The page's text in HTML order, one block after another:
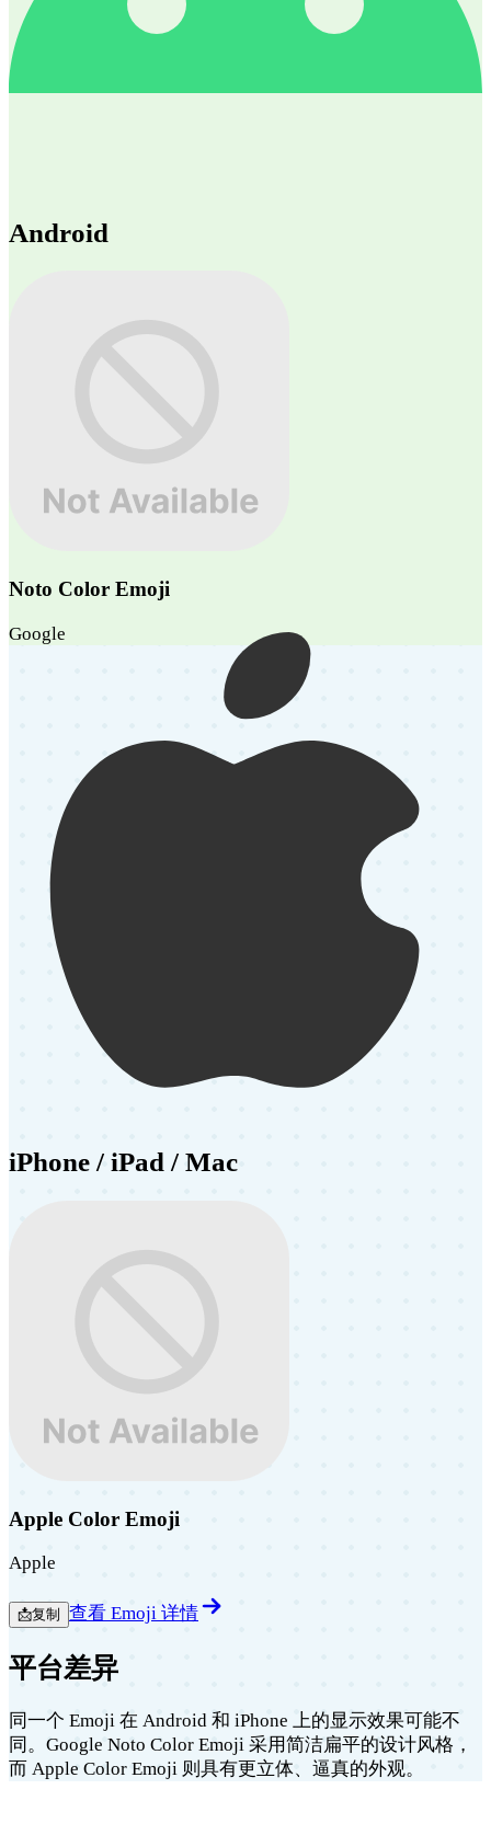
Android
Noto Color Emoji
Google
iPhone / iPad / Mac
Apple Color Emoji
Apple
📩复制 查看 Emoji 详情
平台差异
同一个 Emoji 在 Android 和 iPhone 上的显示效果可能不
同。Google Noto Color Emoji 采用简洁扁平的设计风格，
而 Apple Color Emoji 则具有更立体、逼真的外观。